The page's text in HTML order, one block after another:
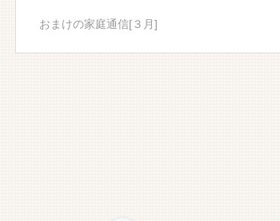
おまけの家庭通信[３月]